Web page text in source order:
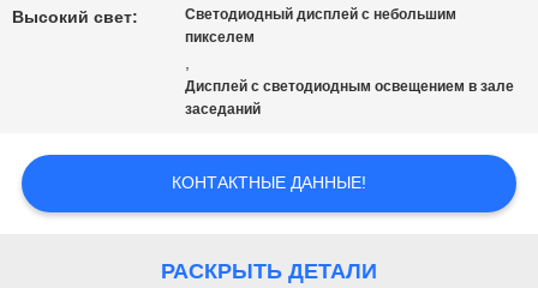
СЛУЧАИ
Высокий свет:
Светодиодный дисплей с небольшим
пикселем
,
Дисплей с светодиодным освещением в зале
заседаний
КОНТАКТНЫЕ ДАННЫЕ!
РАСКРЫТЬ ДЕТАЛИ